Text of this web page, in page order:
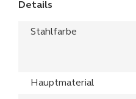
Details
Stahlfarbe
Hauptmaterial